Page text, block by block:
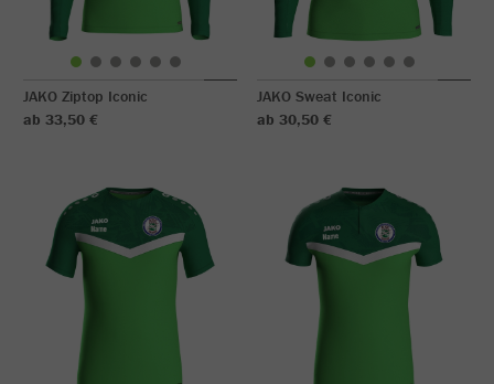
JAKO Ziptop Iconic
ab 33,50 €
JAKO Sweat Iconic
ab 30,50 €